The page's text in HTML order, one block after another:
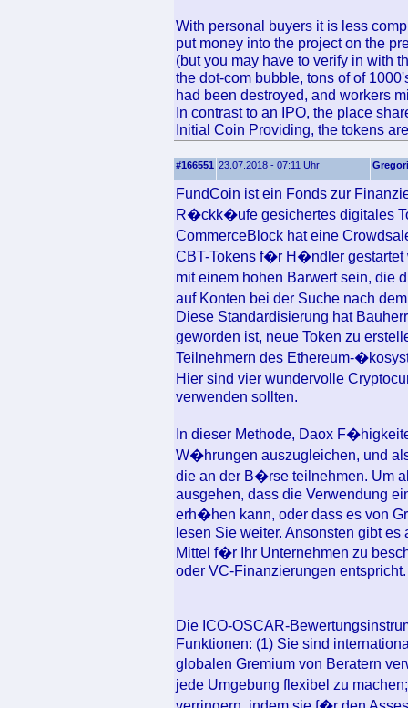
With personal buyers it is less
put money into the project on the
(but you may have to verify in with
the dot-com bubble, tons of of
had been destroyed, and workers
In contrast to an IPO, the place
Initial Coin Providing, the tokens
#166551 23.07.2018 - 07:11 Uhr
FundCoin ist ein Fonds zur
R�ckk�ufe gesichertes digitales
CommerceBlock hat eine
CBT-Tokens f�r H�ndler
mit einem hohen Barwert sein, die
auf Konten bei der Suche nach
Diese Standardisierung hat
geworden ist, neue Token zu
Teilnehmern des Ethereum-
Hier sind vier wundervolle
verwenden sollten.
In dieser Methode, Daox
W�hrungen auszugleichen, und
die an der B�rse teilnehmen. Um
ausgehen, dass die Verwendung
erh�hen kann, oder dass es von
lesen Sie weiter. Ansonsten gibt
Mittel f�r Ihr Unternehmen zu
oder VC-Finanzierungen entspricht.
Die ICO-OSCAR-
Funktionen: (1) Sie sind
globalen Gremium von Beratern
jede Umgebung flexibel zu